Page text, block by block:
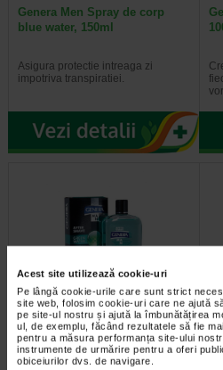
Acest site utilizează cookie-uri
Pe lângă cookie-urile care sunt strict
site web, folosim cookie-uri care ne ajută
pe site-ul nostru și ajută la îmbunătățirea
ul, de exemplu, făcând rezultatele să fie
pentru a măsura performanța site-ului
instrumente de urmărire pentru a oferi
obiceiurilor dvs. de navigare.
Genera Men Spray de corp
blue water, 150ml
Asigura protectie intreaga zi
impotriva transpiratiei.
Genera After Shave Green
Water, 100ml
Creat pentru a satisface cerintele